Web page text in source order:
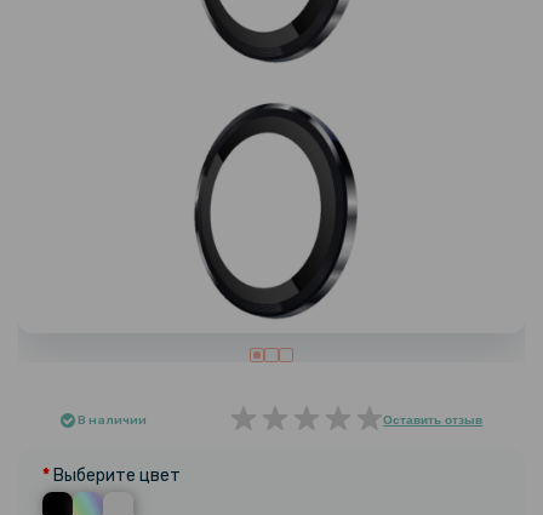
В наличии Оставить отзыв
Выберите цвет